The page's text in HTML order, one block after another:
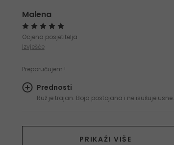
Malena
Ocjena posjetitelja
Izvješće
Preporučujem !
Prednosti
Ruž je trajan. Boja postojana i ne isušuje usne.
PRIKAŽI VIŠE